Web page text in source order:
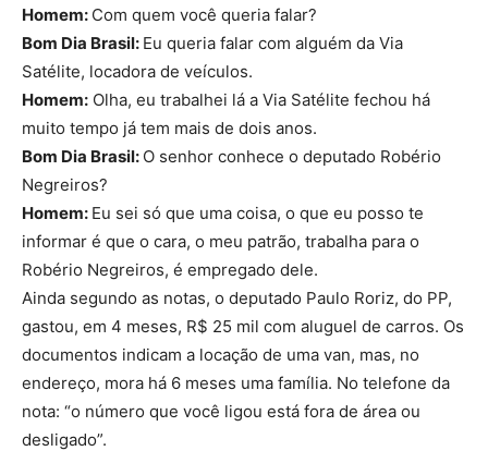
Homem: Com quem você queria falar?
Bom Dia Brasil: Eu queria falar com alguém da Via
Satélite, locadora de veículos.
Homem: Olha, eu trabalhei lá a Via Satélite fechou há
muito tempo já tem mais de dois anos.
Bom Dia Brasil: O senhor conhece o deputado Robério
Negreiros?
Homem: Eu sei só que uma coisa, o que eu posso te
informar é que o cara, o meu patrão, trabalha para o
Robério Negreiros, é empregado dele.
Ainda segundo as notas, o deputado Paulo Roriz, do PP,
gastou, em 4 meses, R$ 25 mil com aluguel de carros. Os
documentos indicam a locação de uma van, mas, no
endereço, mora há 6 meses uma família. No telefone da
nota: “o número que você ligou está fora de área ou
desligado”.